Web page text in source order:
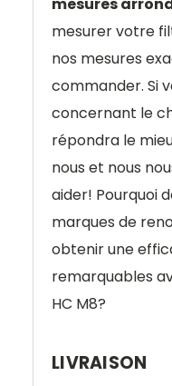
mesurer votre
nos mesures
commander. Si
concernant le
répondra le
nous et nous
aider! Pourquoi
marques de
obtenir une
remarquables
HC M8?
LIVRAISON